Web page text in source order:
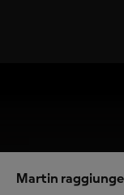
Martin